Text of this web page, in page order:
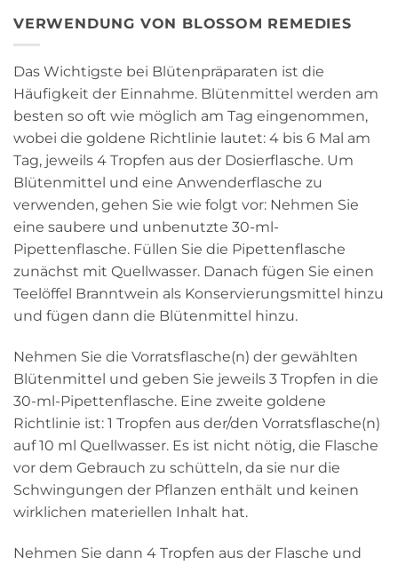
VERWENDUNG VON BLOSSOM REMEDIES
Das Wichtigste bei Blütenpräparaten ist die
Häufigkeit der Einnahme. Blütenmittel werden am
besten so oft wie möglich am Tag eingenommen,
wobei die goldene Richtlinie lautet: 4 bis 6 Mal am
Tag, jeweils 4 Tropfen aus der Dosierflasche. Um
Blütenmittel und eine Anwenderflasche zu
verwenden, gehen Sie wie folgt vor: Nehmen Sie
eine saubere und unbenutzte 30-ml-
Pipettenflasche. Füllen Sie die Pipettenflasche
zunächst mit Quellwasser. Danach fügen Sie einen
Teelöffel Branntwein als Konservierungsmittel hinzu
und fügen dann die Blütenmittel hinzu.
Nehmen Sie die Vorratsflasche(n) der gewählten
Blütenmittel und geben Sie jeweils 3 Tropfen in die
30-ml-Pipettenflasche. Eine zweite goldene
Richtlinie ist: 1 Tropfen aus der/den Vorratsflasche(n)
auf 10 ml Quellwasser. Es ist nicht nötig, die Flasche
vor dem Gebrauch zu schütteln, da sie nur die
Schwingungen der Pflanzen enthält und keinen
wirklichen materiellen Inhalt hat.
Nehmen Sie dann 4 Tropfen aus der Flasche und